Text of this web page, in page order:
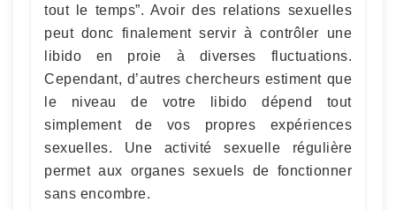
tout le temps”. Avoir des relations sexuelles
peut donc finalement servir à contrôler une
libido en proie à diverses fluctuations.
Cependant, d’autres chercheurs estiment que
le niveau de votre libido dépend tout
simplement de vos propres expériences
sexuelles. Une activité sexuelle régulière
permet aux organes sexuels de fonctionner
sans encombre.